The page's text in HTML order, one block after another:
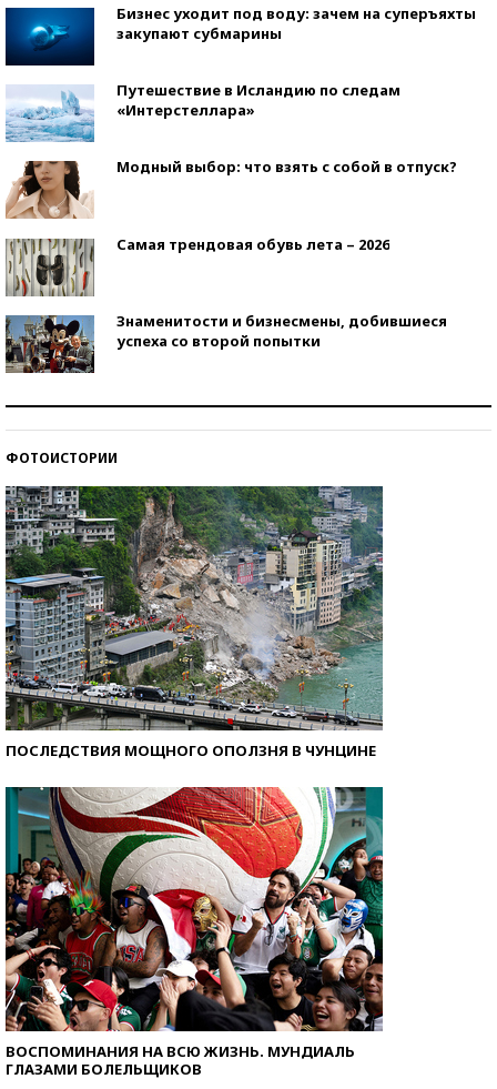
Бизнес уходит под воду: зачем на суперъяхты
закупают субмарины
Путешествие в Исландию по следам
«Интерстеллара»
Модный выбор: что взять с собой в отпуск?
Самая трендовая обувь лета – 2026
Знаменитости и бизнесмены, добившиеся
успеха со второй попытки
ФОТОИСТОРИИ
ПОСЛЕДСТВИЯ МОЩНОГО ОПОЛЗНЯ В ЧУНЦИНЕ
ВОСПОМИНАНИЯ НА ВСЮ ЖИЗНЬ. МУНДИАЛЬ
ГЛАЗАМИ БОЛЕЛЬЩИКОВ